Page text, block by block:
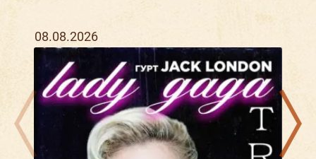
08.08.2026